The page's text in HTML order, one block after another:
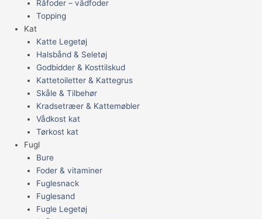
Råfoder – vådfoder
Topping
Kat
Katte Legetøj
Halsbånd & Seletøj
Godbidder & Kosttilskud
Kattetoiletter & Kattegrus
Skåle & Tilbehør
Kradsetræer & Kattemøbler
Vådkost kat
Tørkost kat
Fugl
Bure
Foder & vitaminer
Fuglesnack
Fuglesand
Fugle Legetøj